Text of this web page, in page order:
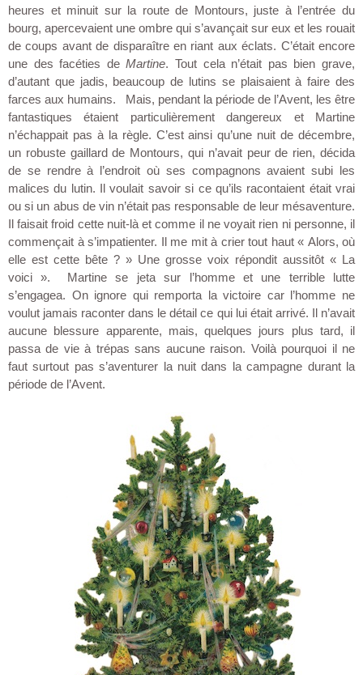
heures et minuit sur la route de Montours, juste à l’entrée du
bourg, apercevaient une ombre qui s’avançait sur eux et les rouait
de coups avant de disparaître en riant aux éclats. C’était encore
une des facéties deMartine. Tout cela n’était pas bien grave,
d’autant que jadis, beaucoup de lutins se plaisaient à faire des
farces aux humains. Mais, pendant la période de l’Avent, les être
fantastiques étaient particulièrement dangereux et Martine
n’échappait pas à la règle. C’est ainsi qu’une nuit de décembre,
un robuste gaillard de Montours, qui n’avait peur de rien, décida
de se rendre à l’endroit où ses compagnons avaient subi les
malices du lutin. Il voulait savoir si ce qu’ils racontaient était vrai
ou si un abus de vin n’était pas responsable de leur mésaventure.
Il faisait froid cette nuit-là et comme il ne voyait rien ni personne, il
commençait à s’impatienter. Il me mit à crier tout haut « Alors, où
elle est cette bête ? » Une grosse voix répondit aussitôt « La
voici ». Martine se jeta sur l’homme et une terrible lutte
s’engagea. On ignore qui remporta la victoire car l’homme ne
voulut jamais raconter dans le détail ce qui lui était arrivé. Il n’avait
aucune blessure apparente, mais, quelques jours plus tard, il
passa de vie à trépas sans aucune raison. Voilà pourquoi il ne
faut surtout pas s’aventurer la nuit dans la campagne durant la
période de l’Avent.